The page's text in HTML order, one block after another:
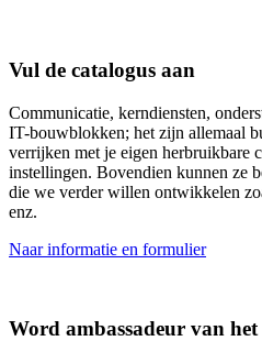
Vul de catalogus aan
Communicatie, kerndiensten,
IT-bouwblokken; het zijn allemaal
verrijken met je eigen herbruikbare
instellingen. Bovendien kunnen ze
die we verder willen ontwikkelen
enz.
Naar informatie en formulier
Word ambassadeur van